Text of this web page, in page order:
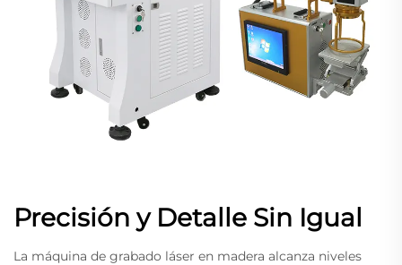
Precisión y Detalle Sin Igual
La máquina de grabado láser en madera alcanza niveles